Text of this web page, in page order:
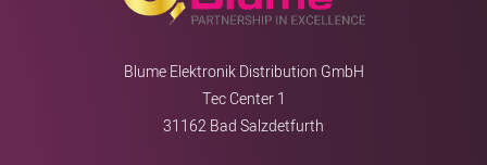
Blume Elektronik Distribution GmbH
Tec Center 1
31162 Bad Salzdetfurth